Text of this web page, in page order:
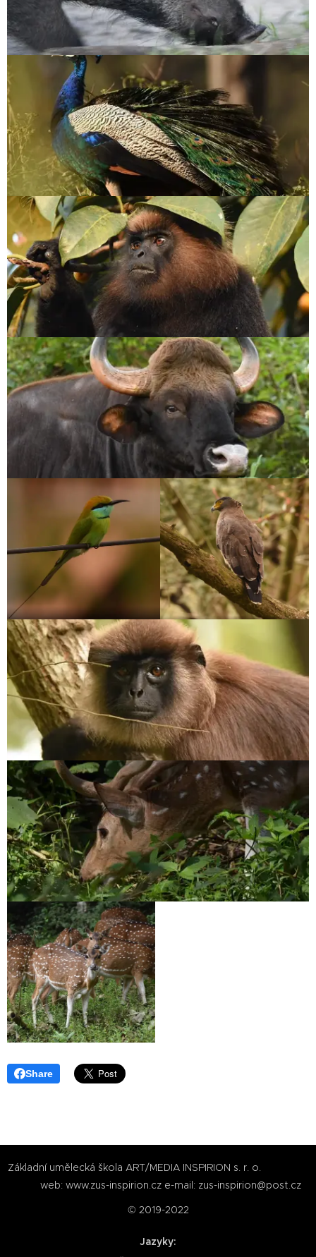
Share
Základní umělecká škola ART/MEDIA INSPIRION s. r. o.
web: www.zus-inspirion.cz e-mail: zus-inspirion@post.cz
© 2019-2022
Jazyky